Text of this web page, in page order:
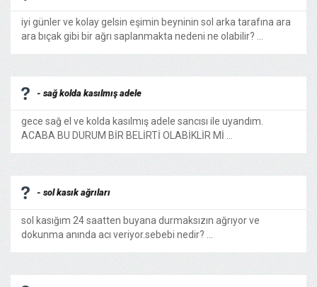
iyi günler ve kolay gelsin eşimin beyninin sol arka tarafına ara
ara bıçak gibi bir ağrı saplanmakta nedeni ne olabilir? ...
- sağ kolda kasılmış adele
gece sağ el ve kolda kasılmış adele sancısı ile uyandım.
ACABA BU DURUM BİR BELİRTİ OLABİKLİR Mİ ...
- sol kasık ağrıları
sol kasığım 24 saatten buyana durmaksızın ağrıyor ve
dokunma anında acı veriyor.sebebi nedir? ...